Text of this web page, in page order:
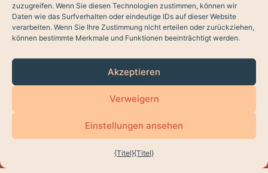
zuzugreifen. Wenn Sie diesen Technologien zustimmen, können wir
Daten wie das Surfverhalten oder eindeutige IDs auf dieser Website
verarbeiten. Wenn Sie Ihre Zustimmung nicht erteilen oder zurückziehen,
können bestimmte Merkmale und Funktionen beeinträchtigt werden.
Akzeptieren
Verweigern
Einstellungen ansehen
{Titel}{Titel}
MENÜ
KAUFEN
VERMIETUNGEN
VERKAUFEN SIE?
( API RAICV 6093 )
C/2025THANSASOL
DATENSCHUTZPOLITIK
COOKIES
Entwurf vonlauso.studio